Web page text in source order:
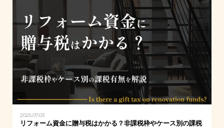
2025.07.03
リフォーム資金に贈与税はかかる？非課税枠やケース別の課税